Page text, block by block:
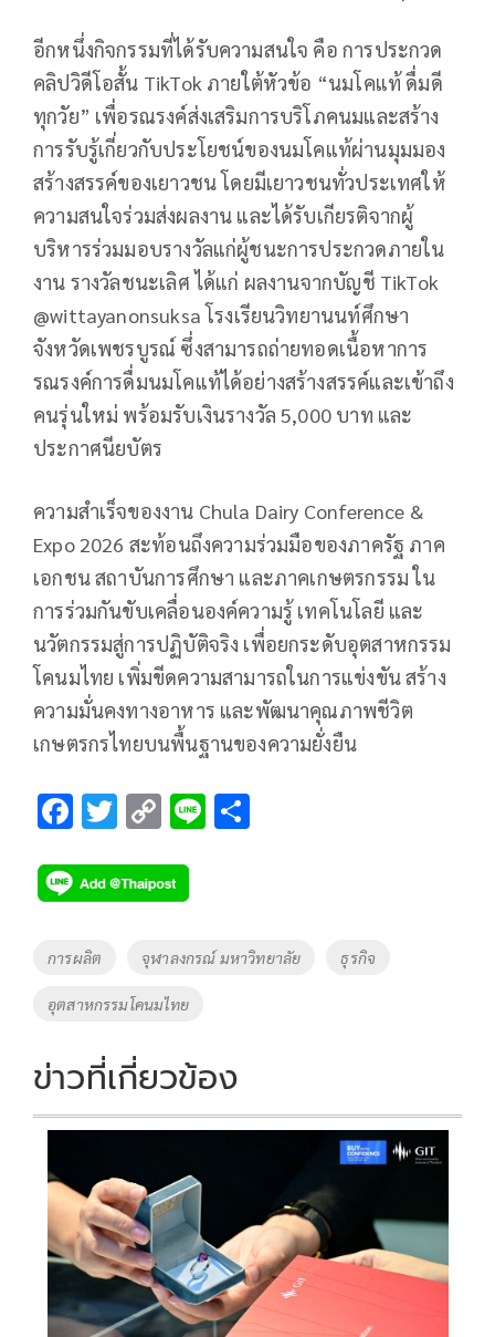
อีกหนึ่งกิจกรรมที่ได้รับความสนใจ คือ การประกวด
คลิปวิดีโอสั้น TikTok ภายใต้หัวข้อ “นมโคแท้ ดื่มดี
ทุกวัย” เพื่อรณรงค์ส่งเสริมการบริโภคนมและสร้าง
การรับรู้เกี่ยวกับประโยชน์ของนมโคแท้ผ่านมุมมอง
สร้างสรรค์ของเยาวชน โดยมีเยาวชนทั่วประเทศให้
ความสนใจร่วมส่งผลงาน และได้รับเกียรติจากผู้
บริหารร่วมมอบรางวัลแก่ผู้ชนะการประกวดภายใน
งาน รางวัลชนะเลิศ ได้แก่ ผลงานจากบัญชี TikTok
@wittayanonsuksa โรงเรียนวิทยานนท์ศึกษา
จังหวัดเพชรบูรณ์ ซึ่งสามารถถ่ายทอดเนื้อหาการ
รณรงค์การดื่มนมโคแท้ได้อย่างสร้างสรรค์และเข้าถึง
คนรุ่นใหม่ พร้อมรับเงินรางวัล 5,000 บาท และ
ประกาศนียบัตร
ความสำเร็จของงาน Chula Dairy Conference &
Expo 2026 สะท้อนถึงความร่วมมือของภาครัฐ ภาค
เอกชน สถาบันการศึกษา และภาคเกษตรกรรม ใน
การร่วมกันขับเคลื่อนองค์ความรู้ เทคโนโลยี และ
นวัตกรรมสู่การปฏิบัติจริง เพื่อยกระดับอุตสาหกรรม
โคนมไทย เพิ่มขีดความสามารถในการแข่งขัน สร้าง
ความมั่นคงทางอาหาร และพัฒนาคุณภาพชีวิต
เกษตรกรไทยบนพื้นฐานของความยั่งยืน
F
e
b
o
k
T
tt
er
C
p
y
Li
n
k
Li
Tags
การผลิต จุฬาลงกรณ์ มหาวิทยาลัย ธุรกิจ
อุตสาหกรรมโคนมไทย
ข่าวที่เกี่ยวข้อง